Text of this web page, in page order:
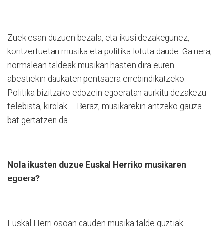
Zuek esan duzuen bezala, eta ikusi dezakegunez,
kontzertuetan musika eta politika lotuta daude. Gainera,
normalean taldeak musikan hasten dira euren
abestiekin daukaten pentsaera errebindikatzeko.
Politika bizitzako edozein egoeratan aurkitu dezakezu:
telebista, kirolak … Beraz, musikarekin antzeko gauza
bat gertatzen da.
Nola ikusten duzue Euskal Herriko musikaren
egoera?
Euskal Herri osoan dauden musika talde guztiak